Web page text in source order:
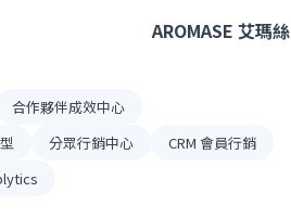
AROMASE 艾瑪絲
合作夥伴成效中心
分眾行銷中心
CRM 會員行銷